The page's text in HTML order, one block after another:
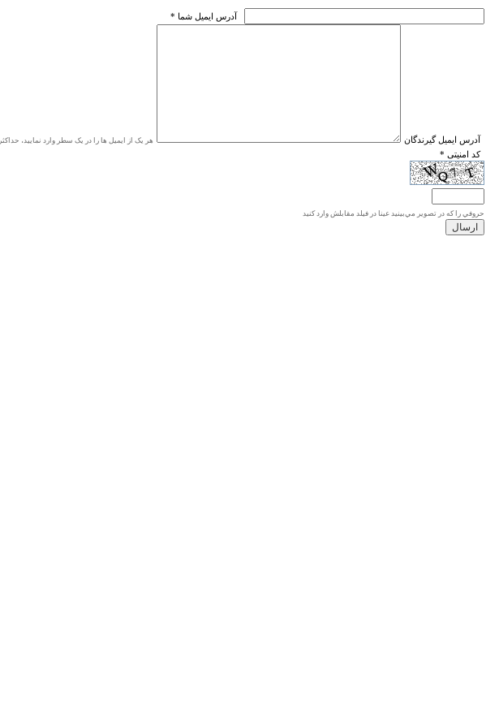
* آدرس ايميل شما
* آدرس ايميل گيرندگان هر یک از ایمیل ها را در یک سطر وارد نمایید، حداکثر ۲۰ آدرس
* کد امنیتی
حروفي را كه در تصوير مي‌بينيد عينا در فيلد مقابلش وارد كنيد